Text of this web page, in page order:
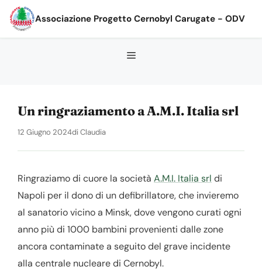
Associazione Progetto Cernobyl Carugate - ODV
Un ringraziamento a A.M.I. Italia srl
12 Giugno 2024diClaudia
Ringraziamo di cuore la società A.M.I. Italia srl di
Napoli per il dono di un defibrillatore, che invieremo
al sanatorio vicino a Minsk, dove vengono curati ogni
anno più di 1000 bambini provenienti dalle zone
ancora contaminate a seguito del grave incidente
alla centrale nucleare di Cernobyl.